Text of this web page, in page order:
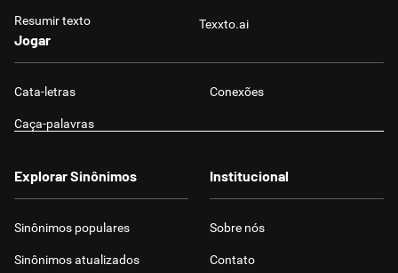
Resumir texto Texxto.ai
Jogar
Cata-letras Conexões
Caça-palavras
Explorar Sinônimos
Sinônimos populares
Sinônimos atualizados
Institucional
Sobre nós
Contato